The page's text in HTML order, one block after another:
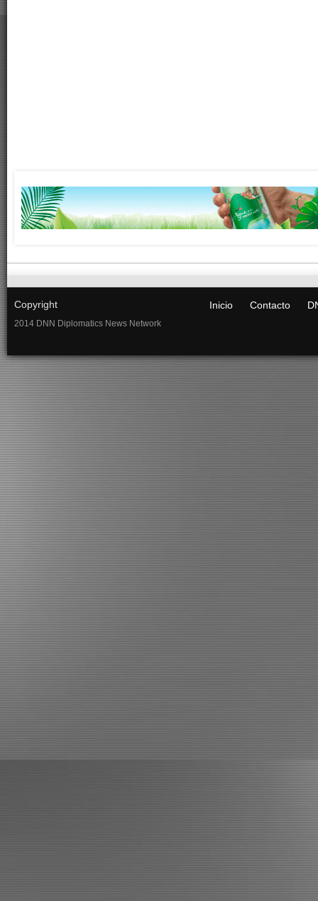
Copyright
2014 DNN Diplomatics News Network
Inicio Contacto